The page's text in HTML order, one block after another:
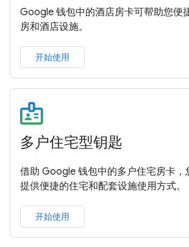
Google 钱包中的酒店房卡可帮助您便
房和酒店设施。
开始使用
多户住宅型钥匙
借助 Google 钱包中的多户住宅房卡，
提供便捷的住宅和配套设施使用方式。
开始使用